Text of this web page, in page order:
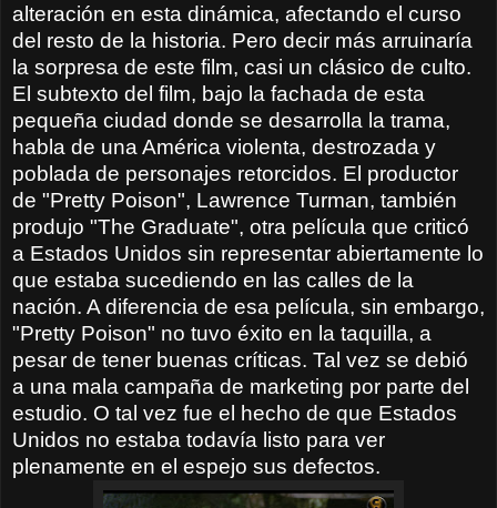
alteración en esta dinámica, afectando el curso
del resto de la historia. Pero decir más arruinaría
la sorpresa de este film, casi un clásico de culto.
El subtexto del film, bajo la fachada de esta
pequeña ciudad donde se desarrolla la trama,
habla de una América violenta, destrozada y
poblada de personajes retorcidos. El productor
de "Pretty Poison", Lawrence Turman, también
produjo "The Graduate", otra película que criticó
a Estados Unidos sin representar abiertamente lo
que estaba sucediendo en las calles de la
nación. A diferencia de esa película, sin embargo,
"Pretty Poison" no tuvo éxito en la taquilla, a
pesar de tener buenas críticas. Tal vez se debió
a una mala campaña de marketing por parte del
estudio. O tal vez fue el hecho de que Estados
Unidos no estaba todavía listo para ver
plenamente en el espejo sus defectos.